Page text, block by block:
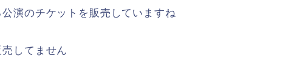
演のチケットを販売していますね
してません